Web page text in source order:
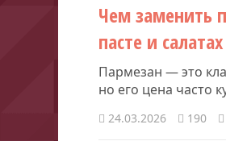
Чем заменить
пасте и салатах
Пармезан — это
но его цена часто
24.03.2026 190